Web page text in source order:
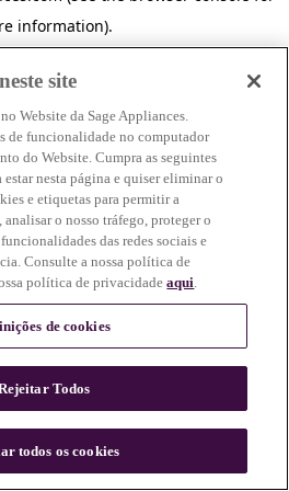
information).
site
Website da Sage Appliances.
de funcionalidade no computador
do Website. Cumpra as seguintes
estar nesta página e quiser eliminar o
e etiquetas para permitir a
o nosso tráfego, proteger o
das redes sociais e
Consulte a nossa política de
política de privacidadeaqui.
de cookies
Todos
todos os cookies